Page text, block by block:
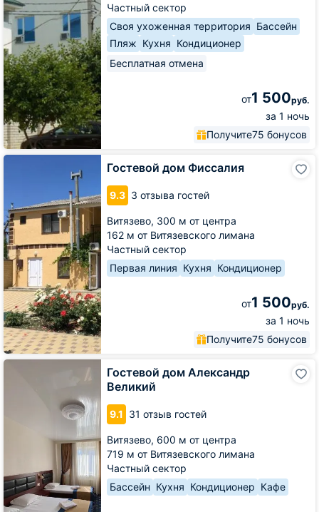
Частный сектор
Своя ухоженная территория Бассейн
Пляж Кухня Кондиционер
Бесплатная отмена
от1 500руб.
за 1 ночь
Получите75 бонусов
Гостевой дом Фиссалия
9.3 3 отзыва гостей
Витязево, 300 м от центра
162 м от Витязевского лимана
Частный сектор
Первая линия Кухня Кондиционер
от1 500руб.
за 1 ночь
Получите75 бонусов
Гостевой
Гостевой дом Александр
Великий
9.1 31 отзыв гостей
Витязево, 600 м от центра
719 м от Витязевского лимана
Частный сектор
Бассейн Кухня Кондиционер Кафе
Гостевой